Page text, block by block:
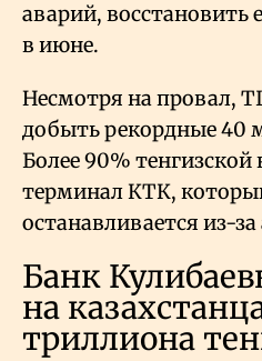
аварий, восстановить
в июне.
Несмотря на провал,
добыть рекордные 40
Более 90%
терминал КТК,
останавливается из-
Банк
на
триллиона